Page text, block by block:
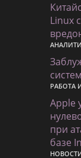
Linux
РАБОТА
Apple
при
базе